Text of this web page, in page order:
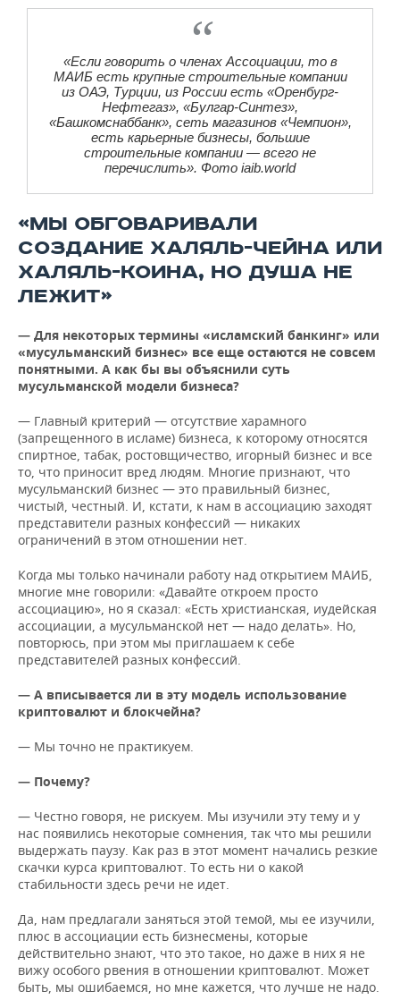
«Если говорить о членах Ассоциации, то в
МАИБ есть крупные строительные компании
из ОАЭ, Турции, из России есть «Оренбург-
Нефтегаз», «Булгар-Синтез»,
«Башкомснаббанк», сеть магазинов «Чемпион»,
есть карьерные бизнесы, большие
строительные компании — всего не
перечислить». Фото iaib.world
«МЫ ОБГОВАРИВАЛИ
СОЗДАНИЕ ХАЛЯЛЬ-ЧЕЙНА ИЛИ
ХАЛЯЛЬ-КОИНА, НО ДУША НЕ
ЛЕЖИТ»
— Для некоторых термины «исламский банкинг» или
«мусульманский бизнес» все еще остаются не совсем
понятными. А как бы вы объяснили суть
мусульманской модели бизнеса?
— Главный критерий — отсутствие харамного
(запрещенного в исламе) бизнеса, к которому относятся
спиртное, табак, ростовщичество, игорный бизнес и все
то, что приносит вред людям. Многие признают, что
мусульманский бизнес — это правильный бизнес,
чистый, честный. И, кстати, к нам в ассоциацию заходят
представители разных конфессий — никаких
ограничений в этом отношении нет.
Когда мы только начинали работу над открытием МАИБ,
многие мне говорили: «Давайте откроем просто
ассоциацию», но я сказал: «Есть христианская, иудейская
ассоциации, а мусульманской нет — надо делать». Но,
повторюсь, при этом мы приглашаем к себе
представителей разных конфессий.
— А вписывается ли в эту модель использование
криптовалют и блокчейна?
— Мы точно не практикуем.
— Почему?
— Честно говоря, не рискуем. Мы изучили эту тему и у
нас появились некоторые сомнения, так что мы решили
выдержать паузу. Как раз в этот момент начались резкие
скачки курса криптовалют. То есть ни о какой
стабильности здесь речи не идет.
Да, нам предлагали заняться этой темой, мы ее изучили,
плюс в ассоциации есть бизнесмены, которые
действительно знают, что это такое, но даже в них я не
вижу особого рвения в отношении криптовалют. Может
быть, мы ошибаемся, но мне кажется, что лучше не надо.